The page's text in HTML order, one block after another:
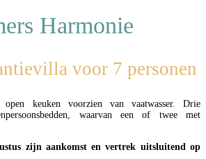
Harmonie
voor 7 personen
keuken voorzien van vaatwasser. Drie
waarvan een of twee met
zijn aankomst en vertrek uitsluitend op